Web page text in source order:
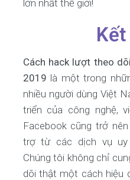
lớn nhất thế giới!
Cách hack lượt theo
2019 là một trong
nhiều người dùng Việt
triển của công nghệ,
Facebook cũng trở
trợ từ các dịch vụ
Chúng tôi không chỉ
dõi thật một cách hiệu